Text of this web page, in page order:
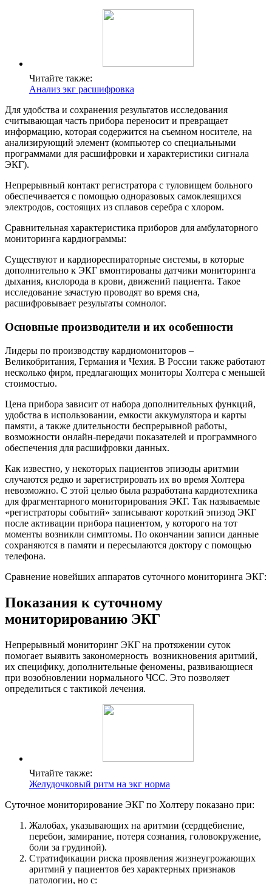
Читайте также:
Анализ экг расшифровка
Для удобства и сохранения результатов исследования
считывающая часть прибора переносит и превращает
информацию, которая содержится на съемном носителе, на
анализирующий элемент (компьютер со специальными
программами для расшифровки и характеристики сигнала
ЭКГ).
Непрерывный контакт регистратора с туловищем больного
обеспечивается с помощью одноразовых самоклеящихся
электродов, состоящих из сплавов серебра с хлором.
Сравнительная характеристика приборов для амбулаторного
мониторинга кардиограммы:
Существуют и кардиореспираторные системы, в которые
дополнительно к ЭКГ вмонтированы датчики мониторинга
дыхания, кислорода в крови, движений пациента. Такое
исследование зачастую проводят во время сна,
расшифровывает результаты сомнолог.
Основные производители и их особенности
Лидеры по производству кардиомониторов –
Великобритания, Германия и Чехия. В России также работают
несколько фирм, предлагающих мониторы Холтера с меньшей
стоимостью.
Цена прибора зависит от набора дополнительных функций,
удобства в использовании, емкости аккумулятора и карты
памяти, а также длительности беспрерывной работы,
возможности онлайн-передачи показателей и программного
обеспечения для расшифровки данных.
Как известно, у некоторых пациентов эпизоды аритмии
случаются редко и зарегистрировать их во время Холтера
невозможно. С этой целью была разработана кардиотехника
для фрагментарного мониторирования ЭКГ. Так называемые
«регистраторы событий» записывают короткий эпизод ЭКГ
после активации прибора пациентом, у которого на тот
моменты возникли симптомы. По окончании записи данные
сохраняются в памяти и пересылаются доктору с помощью
телефона.
Сравнение новейших аппаратов суточного мониторинга ЭКГ:
Показания к суточному
мониторированию ЭКГ
Непрерывный мониторинг ЭКГ на протяжении суток
помогает выявить закономерность возникновения аритмий,
их специфику, дополнительные феномены, развивающиеся
при возобновлении нормального ЧСС. Это позволяет
определиться с тактикой лечения.
Читайте также:
Желудочковый ритм на экг норма
Суточное мониторирование ЭКГ по Холтеру показано при:
Жалобах, указывающих на аритмии (сердцебиение,
перебои, замирание, потеря сознания, головокружение,
боли за грудиной).
Стратификации риска проявления жизнеугрожающих
аритмий у пациентов без характерных признаков
патологии, но с: